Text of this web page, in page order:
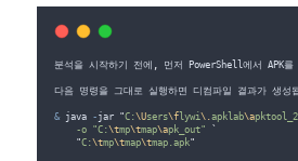
분석을 시작하기 전에 먼저 PowerShell에서 APK를
다음 명령을 그대로 실행하면 디컴파일 결과가 생성
& java - jar "C:\Users\f lywi\.apklab\a
    -o "C:
\tmp\tmap\apk_out"
`
"C:\tmp\tmap\tmap.apk"